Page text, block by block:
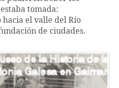
tomada:
el valle del Río
de ciudades.